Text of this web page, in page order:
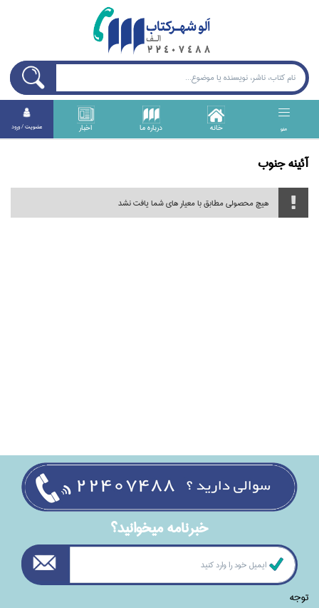
منو خانه درباره ما اخبار عضويت / ورود
آئينه جنوب
هیچ محصولی مطابق با معیار های شما یافت نشد
خبرنامه ميخوانيد؟
توجه